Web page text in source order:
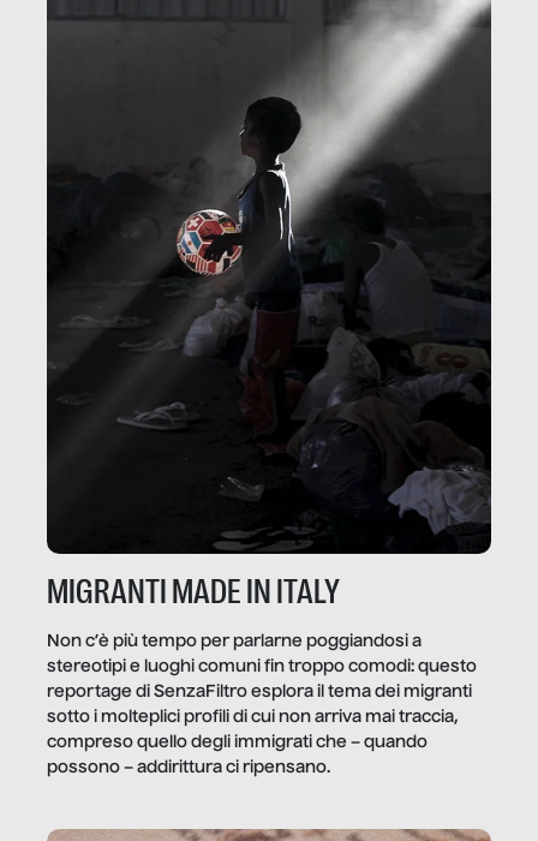
MIGRANTI MADE IN ITALY
Non c’è più tempo per parlarne poggiandosi a
stereotipi e luoghi comuni fin troppo comodi: questo
reportage di SenzaFiltro esplora il tema dei migranti
sotto i molteplici profili di cui non arriva mai traccia,
compreso quello degli immigrati che – quando
possono – addirittura ci ripensano.